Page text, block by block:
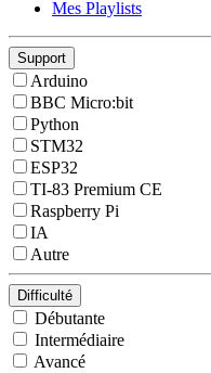
Mes Playlists
Support
Arduino
BBC Micro:bit
Python
STM32
ESP32
TI-83 Premium CE
Raspberry Pi
IA
Autre
Difficulté
Débutante
Intermédiaire
Avancé